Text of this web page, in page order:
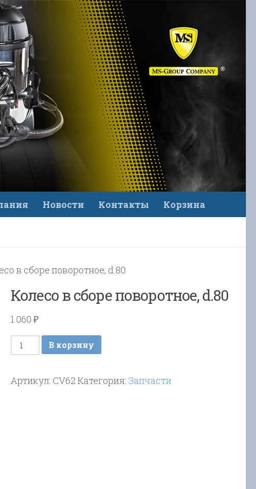
Новости Контакты Корзина
в сборе поворотное, d.80
Колесо в сборе поворотное, d.80
1 060₽
Количество
товара
в
В корзину
Артикул: CV62 Категория: Запчасти